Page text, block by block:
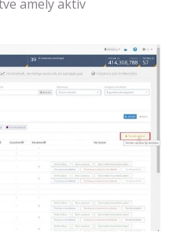
amely aktív